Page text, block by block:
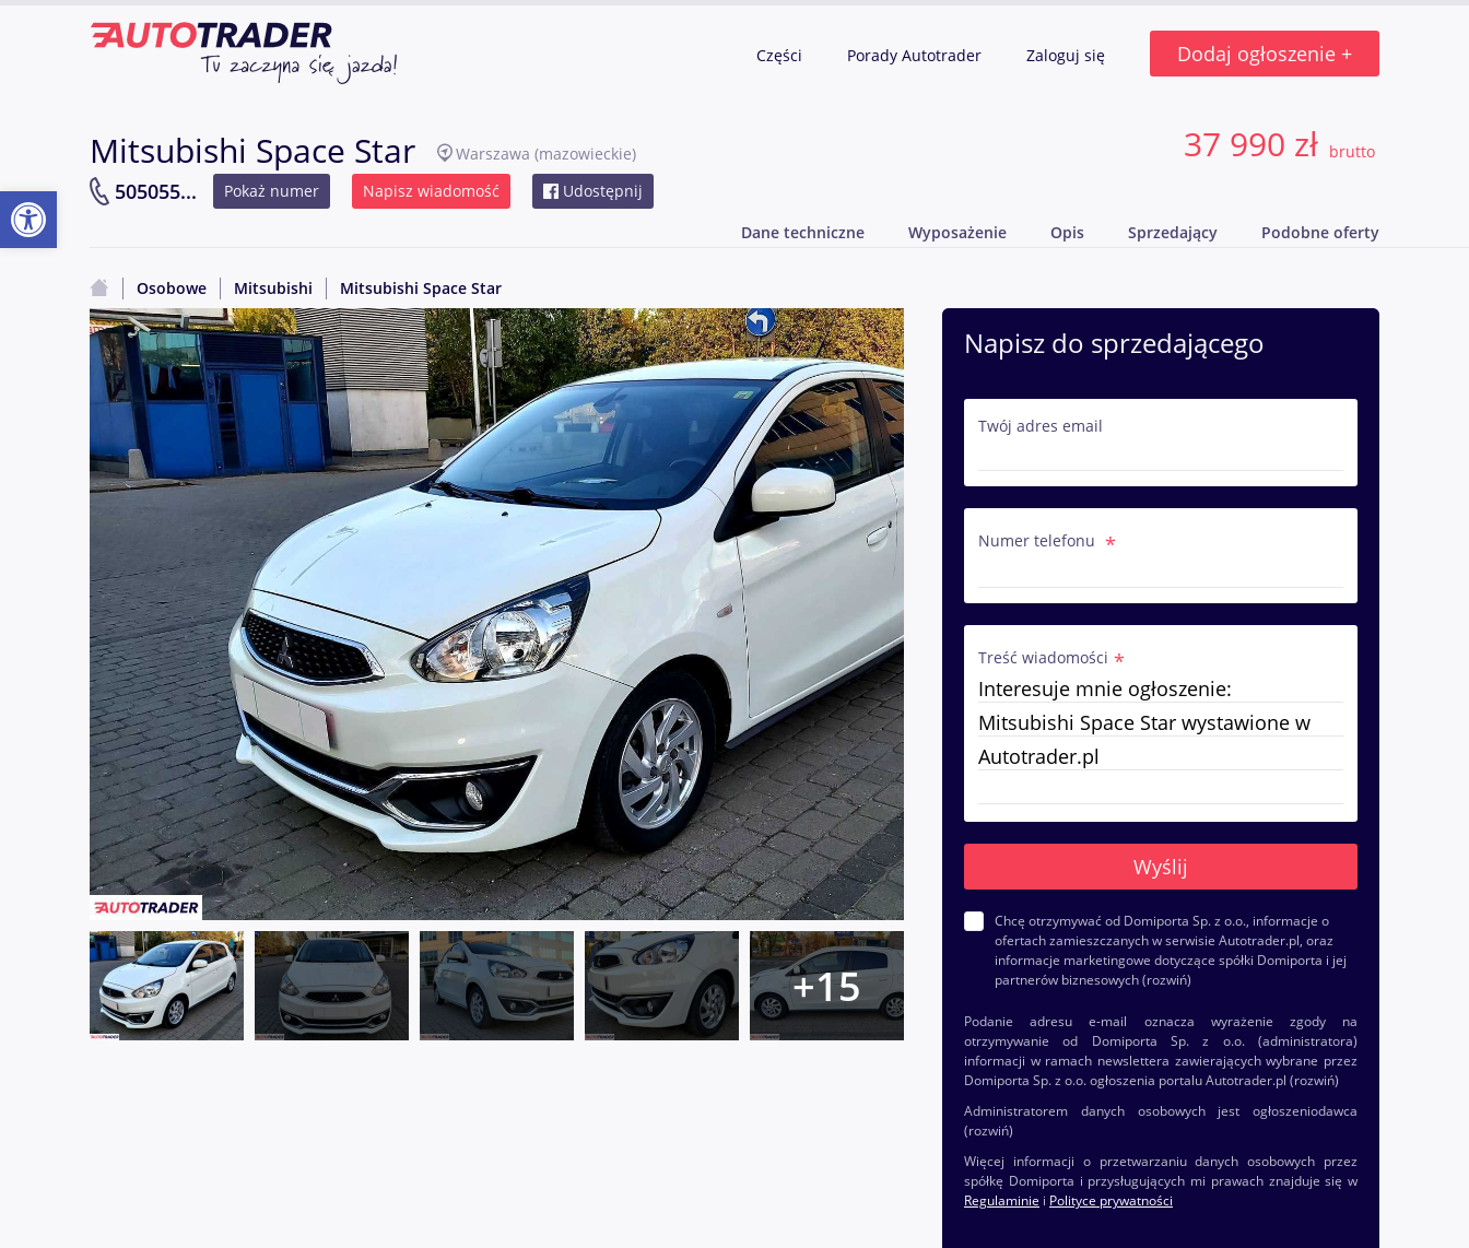
Części Porady Autotrader Zaloguj się Dodaj ogłoszenie +
Mitsubishi Space Star Warszawa (mazowieckie)
505055... Pokaż numer Napisz wiadomość Udostępnij
37 990 zł brutto
Dane techniczne Wyposażenie Opis Sprzedający Podobne oferty
Osobowe Mitsubishi Mitsubishi Space Star
Napisz do sprzedającego
Twój adres email
Numer telefonu
Treść wiadomości
Chcę otrzymywać od Domiporta Sp. z o.o., informacje o
ofertach zamieszczanych w serwisie Autotrader.pl, oraz
informacje marketingowe dotyczące spółki Domiporta i jej
partnerów biznesowych(rozwiń)
Podanie adresu e-mail oznacza wyrażenie zgody na
otrzymywanie od Domiporta Sp. z o.o. (administratora)
informacji w ramach newslettera zawierających wybrane przez
Domiporta Sp. z o.o. ogłoszenia portalu Autotrader.pl (rozwiń)
Administratorem danych osobowych jest ogłoszeniodawca
(rozwiń)
Więcej informacji o przetwarzaniu danych osobowych przez
spółkę Domiporta i przysługujących mi prawach znajduje się w
Regulaminie i Polityce prywatności
Otwórz pasek narzędzi